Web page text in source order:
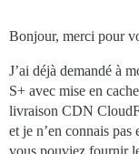
Bonjour, merci pour
J’ai déjà demandé à
S+ avec mise en
livraison CDN
et je n’en connais pas
vous pouviez fournir